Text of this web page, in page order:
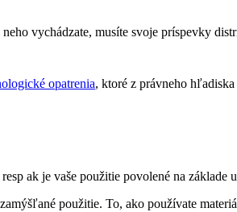
vychádzate, musíte svoje príspevky
opatrenia, ktoré z právneho
ak je vaše použitie povolené na základe
použitie. To, ako používate